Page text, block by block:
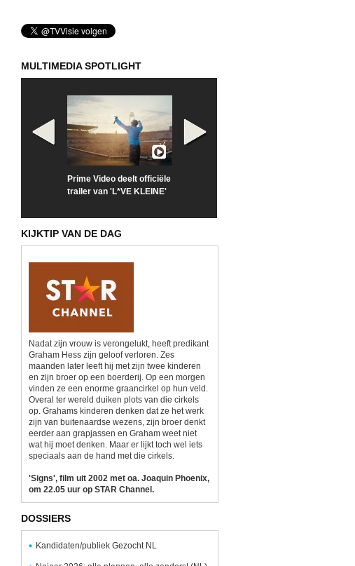
MULTIMEDIA SPOTLIGHT
Prime Video deelt officiële
trailer van 'L*VE KLEINE'
KIJKTIP VAN DE DAG
Nadat zijn vrouw is verongelukt, heeft predikant
Graham Hess zijn geloof verloren. Zes
maanden later leeft hij met zijn twee kinderen
en zijn broer op een boerderij. Op een morgen
vinden ze een enorme graancirkel op hun veld.
Overal ter wereld duiken plots van die cirkels
op. Grahams kinderen denken dat ze het werk
zijn van buitenaardse wezens, zijn broer denkt
eerder aan grapjassen en Graham weet niet
wat hij moet denken. Maar er lijkt toch wel iets
speciaals aan de hand met die cirkels.
'Signs', film uit 2002 met oa. Joaquin Phoenix,
om 22.05 uur op STAR Channel.
DOSSIERS
Kandidaten/publiek Gezocht NL